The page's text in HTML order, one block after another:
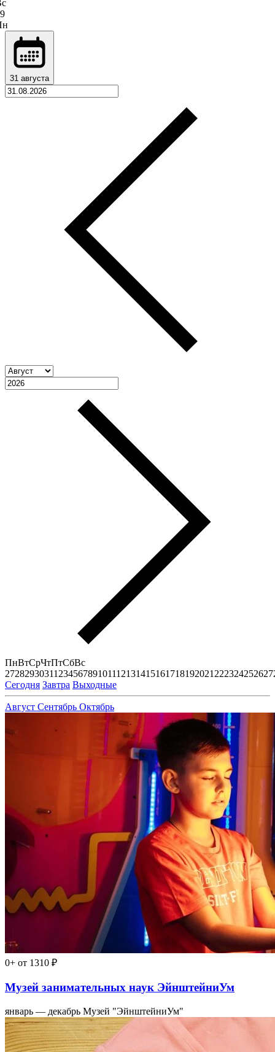
31 августа
ПнВтСрЧтПтСбВс
27282930311 23456789101112131415161718192021 222324252627
Сегодня Завтра Выходные
Август Сентябрь Октябрь
0+ от 1310 ₽
Музей занимательных наук ЭйнштейниУм
январь — декабрь Музей "ЭйнштейниУм"